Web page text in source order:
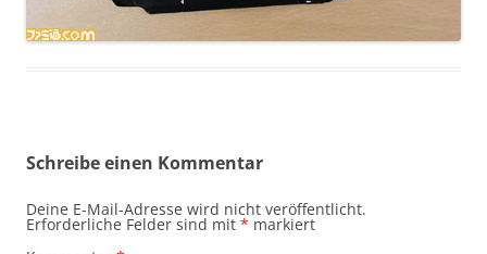
Schreibe einen Kommentar
Deine E-Mail-Adresse wird nicht veröffentlicht.
Erforderliche Felder sind mit * markiert